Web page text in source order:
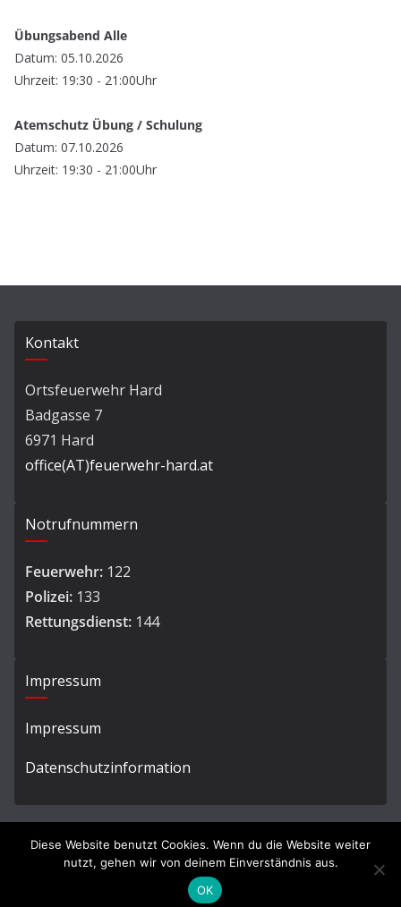
Übungsabend Alle
Datum: 05.10.2026
Uhrzeit: 19:30 - 21:00Uhr
Atemschutz Übung / Schulung
Datum: 07.10.2026
Uhrzeit: 19:30 - 21:00Uhr
Kontakt
Ortsfeuerwehr Hard
Badgasse 7
6971 Hard
office(AT)feuerwehr-hard.at
Notrufnummern
Feuerwehr: 122
Polizei: 133
Rettungsdienst: 144
Impressum
Impressum
Datenschutzinformation
Ortsfeuerwehr Hard
Diese Website benutzt Cookies. Wenn du die Website weiter
nutzt, gehen wir von deinem Einverständnis aus.
OK